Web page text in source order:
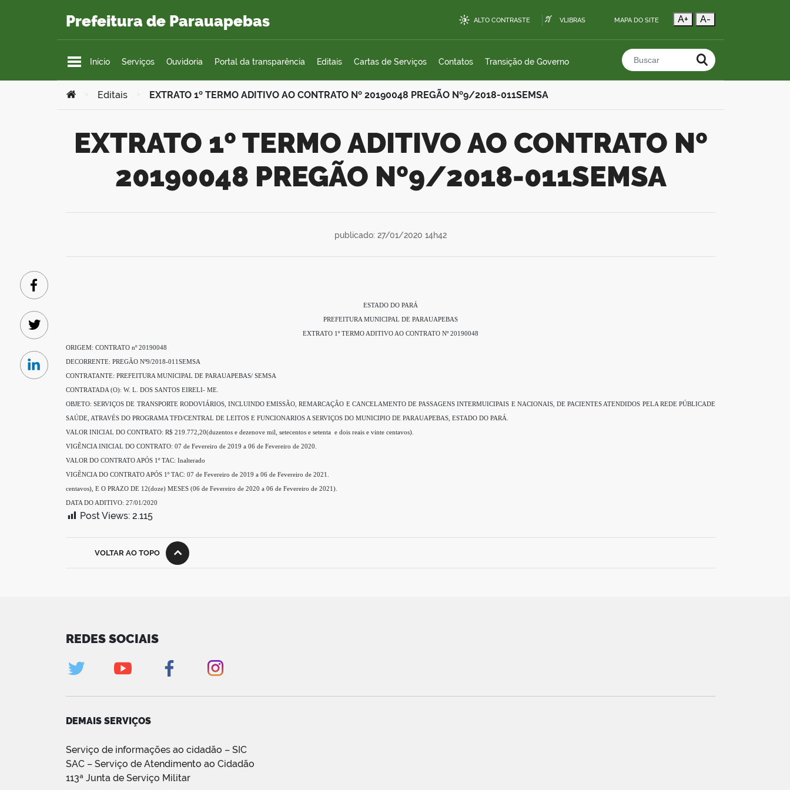
Prefeitura de Parauapebas ALTO CONTRASTE VLIBRAS MAPA DO SITE A+ A-
Início Serviços Ouvidoria Portal da transparência Editais Cartas de Serviços Contatos Transição de Governo Buscar no portal
Você está aqui:
Editais EXTRATO 1º TERMO ADITIVO AO CONTRATO Nº 20190048 PREGÃO Nº9/2018-011SEMSA
EXTRATO 1º TERMO ADITIVO AO CONTRATO Nº
20190048 PREGÃO Nº9/2018-011SEMSA
publicado: 27/01/2020 14h42
ESTADO DO PARÁ
PREFEITURA MUNICIPAL DE PARAUAPEBAS
EXTRATO 1º TERMO ADITIVO AO CONTRATO Nº 20190048
ORIGEM: CONTRATO nº 20190048
DECORRENTE: PREGÃO Nº9/2018-011SEMSA
CONTRATANTE: PREFEITURA MUNICIPAL DE PARAUAPEBAS/ SEMSA
CONTRATADA (O): W. L. DOS SANTOS EIRELI- ME.
OBJETO: SERVIÇOS DE TRANSPORTE RODOVIÁRIOS, INCLUINDO EMISSÃO, REMARCAÇÃO E CANCELAMENTO DE PASSAGENS INTERMUICIPAIS E NACIONAIS, DE PACIENTES ATENDIDOS PELA REDE PÚBLICADE
SAÚDE, ATRAVÉS DO PROGRAMA TFD/CENTRAL DE LEITOS E FUNCIONARIOS A SERVIÇOS DO MUNICIPIO DE PARAUAPEBAS, ESTADO DO PARÁ.
VALOR INICIAL DO CONTRATO: R$ 219.772,20(duzentos e dezenove mil, setecentos e setenta e dois reais e vinte centavos).
VIGÊNCIA INICIAL DO CONTRATO: 07 de Fevereiro de 2019 a 06 de Fevereiro de 2020.
VALOR DO CONTRATO APÓS 1º TAC: Inalterado
VIGÊNCIA DO CONTRATO APÓS 1º TAC: 07 de Fevereiro de 2019 a 06 de Fevereiro de 2021.
centavos), E O PRAZO DE 12(doze) MESES (06 de Fevereiro de 2020 a 06 de Fevereiro de 2021).
DATA DO ADITIVO: 27/01/2020
Facebook
Twitter
Linkedin
Post Views: 2.115
VOLTAR AO TOPO
REDES SOCIAIS
DEMAIS SERVIÇOS
Serviço de informações ao cidadão – SIC
SAC – Serviço de Atendimento ao Cidadão
113ª Junta de Serviço Militar